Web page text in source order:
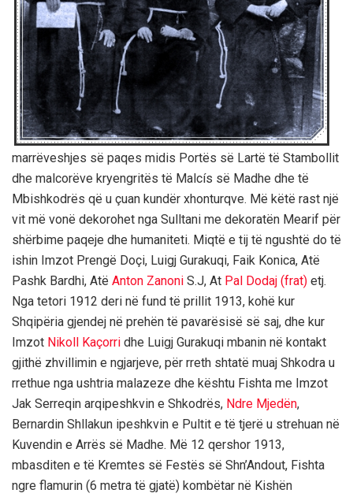
marrëveshjes së paqes midis Portës së Lartë të Stambollit
dhe malcorëve kryengritës të Malcís së Madhe dhe të
Mbishkodrës që u çuan kundër xhonturqve. Më këtë rast një
vit më vonë dekorohet nga Sulltani me dekoratën Mearif për
shërbime paqeje dhe humaniteti. Miqtë e tij të ngushtë do të
ishin Imzot Prengë Doçi, Luigj Gurakuqi, Faik Konica, Atë
Pashk Bardhi, Atë Anton Zanoni S.J, At Pal Dodaj (frat) etj.
Nga tetori 1912 deri në fund të prillit 1913, kohë kur
Shqipëria gjendej në prehën të pavarësisë së saj, dhe kur
Imzot Nikoll Kaçorri dhe Luigj Gurakuqi mbanin në kontakt
gjithë zhvillimin e ngjarjeve, për rreth shtatë muaj Shkodra u
rrethue nga ushtria malazeze dhe kështu Fishta me Imzot
Jak Serreqin arqipeshkvin e Shkodrës, Ndre Mjedën,
Bernardin Shllakun ipeshkvin e Pultit e të tjerë u strehuan në
Kuvendin e Arrës së Madhe. Më 12 qershor 1913,
mbasditen e të Kremtes së Festës së Shn’Andout, Fishta
ngre flamurin (6 metra të gjatë) kombëtar në Kishën